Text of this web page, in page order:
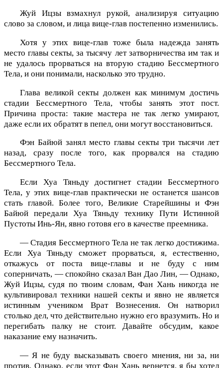
Жуй Ицзы взмахнул рукой, анализируя ситуацию
слово за словом, и лица вице-глав постепенно изменились.
Хотя у этих вице-глав тоже была надежда занять
место главы секты, за тысячу лет затворничества им так и
не удалось прорваться на вторую стадию Бессмертного
Тела, и они понимали, насколько это трудно.
Глава великой секты должен как минимум достичь
стадии Бессмертного Тела, чтобы занять этот пост.
Причина проста: такие мастера не так легко умирают,
даже если их обратят в пепел, они могут восстановиться.
Фэн Байюй занял место главы секты три тысячи лет
назад, сразу после того, как прорвался на стадию
Бессмертного Тела.
Если Хуа Тяньду достигнет стадии Бессмертного
Тела, у этих вице-глав практически не останется шансов
стать главой. Более того, Великие Старейшины и Фэн
Байюй передали Хуа Тяньду технику Пути Истинной
Пустоты Инь-Ян, явно готовя его в качестве преемника.
— Стадия Бессмертного Тела не так легко достижима.
Если Хуа Тяньду сможет прорваться, я, естественно,
откажусь от поста вице-главы и не буду с ним
соперничать, — спокойно сказал Ван Дао Лин, — Однако,
Жуй Ицзы, судя по твоим словам, Фан Хань никогда не
культивировал техники нашей секты и явно не является
истинным учеником Врат Вознесения. Он натворил
столько дел, что действительно нужно его вразумить. Но и
перегибать палку не стоит. Давайте обсудим, какое
наказание ему назначить.
— Я не буду высказывать своего мнения, ни за, ни
против. Однако, если этот Фан Хань вернется, я бы хотел